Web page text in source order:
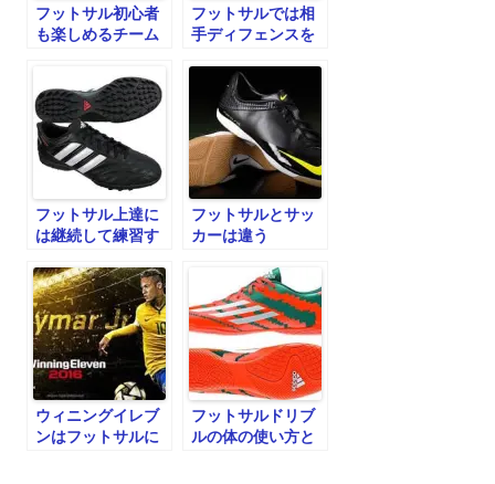
フットサル初心者
も楽しめるチーム
フットサルでは相
手ディフェンスを
フットサル上達に
は継続して練習す
フットサルとサッ
カーは違う
ウィニングイレブ
ンはフットサルに
フットサルドリブ
ルの体の使い方と